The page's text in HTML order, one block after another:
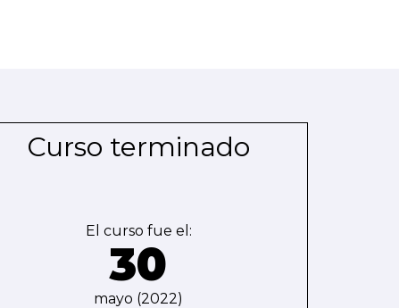
Curso terminado
El curso fue el:
30
mayo (2022)